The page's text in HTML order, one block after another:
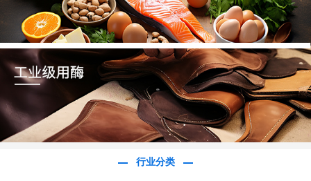
行业分类